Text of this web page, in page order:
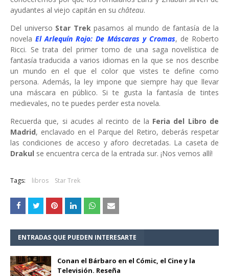
ayudantes al viejo capitán en su château.
Del universo Star Trekpasamos al mundo de fantasía de la
novela El Arlequín Rojo: De Máscaras y Cromas, de Roberto
Ricci. Se trata del primer tomo de una saga novelística de
fantasía traducida a varios idiomas en la que se nos describe
un mundo en el que el color que vistes te define como
persona. Además, la ley impone que siempre hay que llevar
una máscara en público. Si te gusta la fantasía de tintes
medievales, no te puedes perder esta novela.
Recuerda que, si acudes al recinto de la Feria del Libro de
Madrid, enclavado en el Parque del Retiro, deberás respetar
las condiciones de acceso y aforo decretadas. La caseta de
Drakul se encuentra cerca de la entrada sur. ¡Nos vemos allí!
Tags: libros Star Trek
ENTRADAS QUE PUEDEN INTERESARTE
Conan el Bárbaro en el Cómic, el Cine y la
Televisión. Reseña